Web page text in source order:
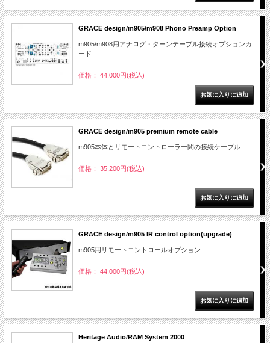
GRACE design/m905/m908 Phono Preamp Option
m905/m908用アナログ・ターンテーブル接続オプションカ
ード
価格： 44,000円(税込)
GRACE design/m905 premium remote cable
m905本体とリモートコントローラー間の接続ケーブル
価格： 35,200円(税込)
GRACE design/m905 IR control option(upgrade)
m905用リモートコントロールオプション
価格： 44,000円(税込)
Heritage Audio/RAM System 2000